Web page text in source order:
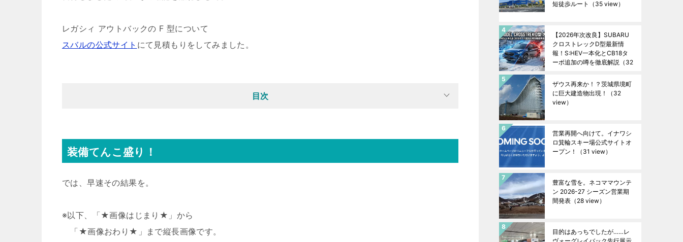
レガシィ アウトバックの F 型について
スバルの公式サイト にて見積もりをしてみました。
目次
装備てんこ盛り！
では、早速その結果を。
※以下、「★画像はじまり★」から
「★画像おわり★」まで縦長画像です。
短徒歩ルート
（35 view）
【2026年次改良】SUBARU
クロストレックD型最新情
報！S:HEV一本化とCB18タ
ーボ追加の噂を徹底解説 （32
ザウス再来か！？茨城県境町
に巨大建造物出現！
（32
view）
営業再開へ向けて。イナワシ
ロ箕輪スキー場公式サイトオ
ープン！
（31 view）
豊富な雪を。ネコママウンテ
ン 2026-27 シーズン営業期
間発表 （28 view）
目的はあっちでしたが……レ